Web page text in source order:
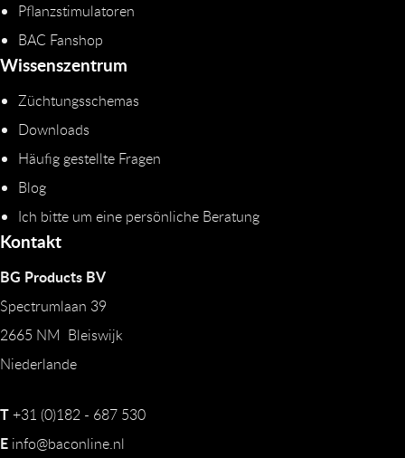
Pflanzstimulatoren
BAC Fanshop
Wissenszentrum
Züchtungsschemas
Downloads
Häufig gestellte Fragen
Blog
Ich bitte um eine persönliche Beratung
Kontakt
BG Products BV
Spectrumlaan 39
2665 NM Bleiswijk
Niederlande
T+31 (0)182 - 687 530
E info@baconline.nl